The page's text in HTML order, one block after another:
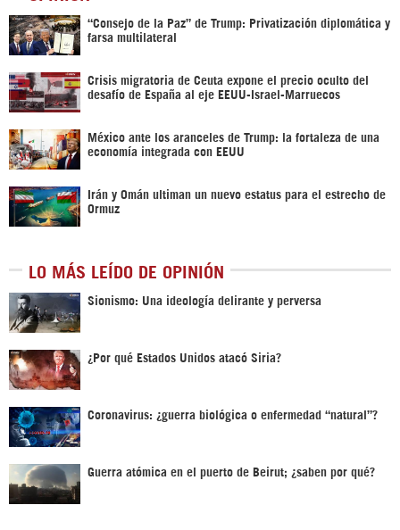
“Consejo de la Paz” de Trump: Privatización diplomática y
farsa multilateral
Crisis migratoria de Ceuta expone el precio oculto del
desafío de España al eje EEUU-Israel-Marruecos
México ante los aranceles de Trump: la fortaleza de una
economía integrada con EEUU
Irán y Omán ultiman un nuevo estatus para el estrecho de
Ormuz
LO MÁS LEÍDO DE OPINIÓN
Sionismo: Una ideología delirante y perversa
¿Por qué Estados Unidos atacó Siria?
Coronavirus: ¿guerra biológica o enfermedad “natural”?
Guerra atómica en el puerto de Beirut; ¿saben por qué?